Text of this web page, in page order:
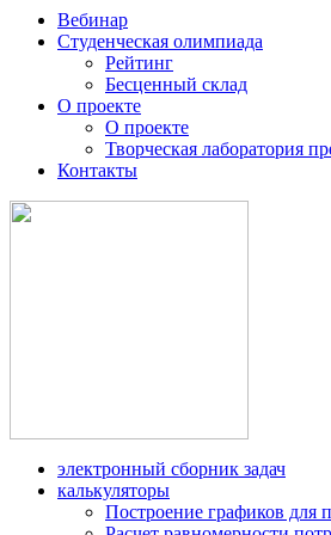
Вебинар
Студенческая олимпиада
Рейтинг
Бесценный склад
О проекте
О проекте
Творческая лаборатория
Контакты
электронный сборник задач
калькуляторы
Построение графиков для